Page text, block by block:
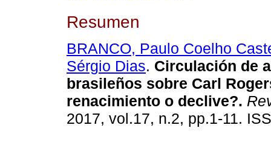
Resumen
BRANCO, Paulo Coelho
Sérgio Dias. Circulación de
brasileños sobre Carl
renacimiento o declive?.
2017, vol.17, n.2, pp.1-11.